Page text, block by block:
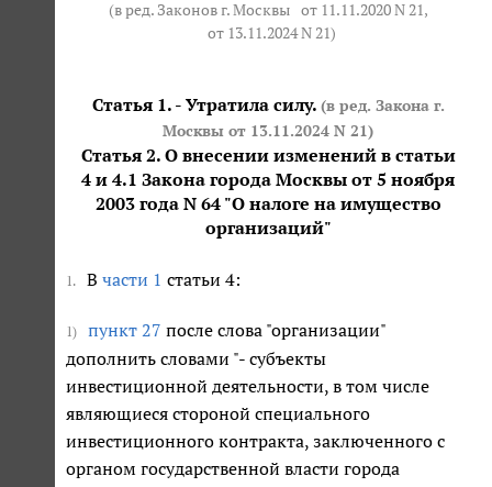
(в ред. Законов г. Москвы от 11.11.2020 N 21,
от 13.11.2024 N 21)
Статья 1. - Утратила силу. (в ред. Закона г.
Москвы от 13.11.2024 N 21)
Статья 2. О внесении изменений в статьи
4 и 4.1 Закона города Москвы от 5 ноября
2003 года N 64 "О налоге на имущество
организаций"
1. В части 1 статьи 4:
1) пункт 27 после слова "организации"
дополнить словами "- субъекты
инвестиционной деятельности, в том числе
являющиеся стороной специального
инвестиционного контракта, заключенного с
органом государственной власти города